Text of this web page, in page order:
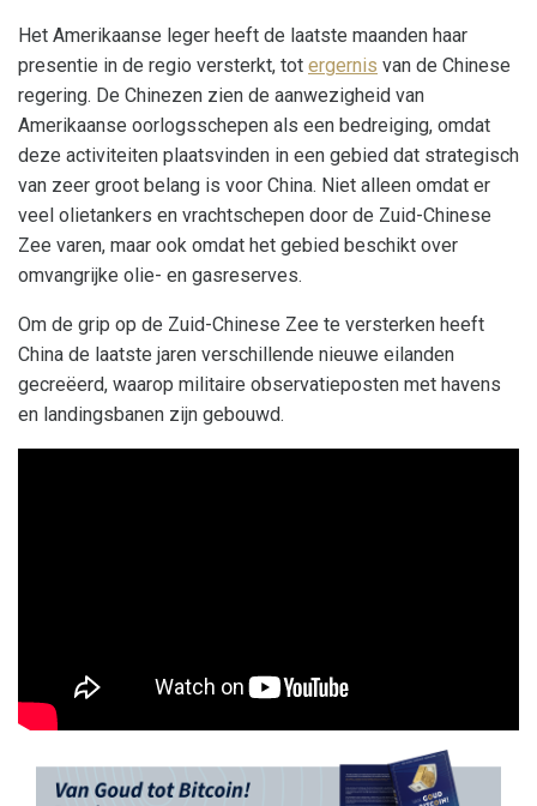
Het Amerikaanse leger heeft de laatste maanden haar
presentie in de regio versterkt, tot ergernis van de Chinese
regering. De Chinezen zien de aanwezigheid van
Amerikaanse oorlogsschepen als een bedreiging, omdat
deze activiteiten plaatsvinden in een gebied dat strategisch
van zeer groot belang is voor China. Niet alleen omdat er
veel olietankers en vrachtschepen door de Zuid-Chinese
Zee varen, maar ook omdat het gebied beschikt over
omvangrijke olie- en gasreserves.
Om de grip op de Zuid-Chinese Zee te versterken heeft
China de laatste jaren verschillende nieuwe eilanden
gecreëerd, waarop militaire observatieposten met havens
en landingsbanen zijn gebouwd.